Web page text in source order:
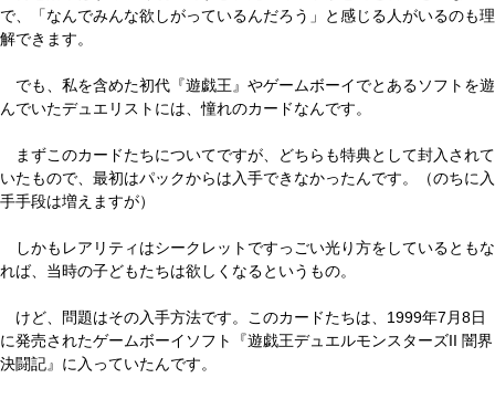
で、「なんでみんな欲しがっているんだろう」と感じる人がいるのも理
解できます。
でも、私を含めた初代『遊戯王』やゲームボーイでとあるソフトを遊
んでいたデュエリストには、憧れのカードなんです。
まずこのカードたちについてですが、どちらも特典として封入されて
いたもので、最初はパックからは入手できなかったんです。（のちに入
手手段は増えますが）
しかもレアリティはシークレットですっごい光り方をしているともな
れば、当時の子どもたちは欲しくなるというもの。
けど、問題はその入手方法です。このカードたちは、1999年7月8日
に発売されたゲームボーイソフト『遊戯王デュエルモンスターズII 闇界
決闘記』に入っていたんです。